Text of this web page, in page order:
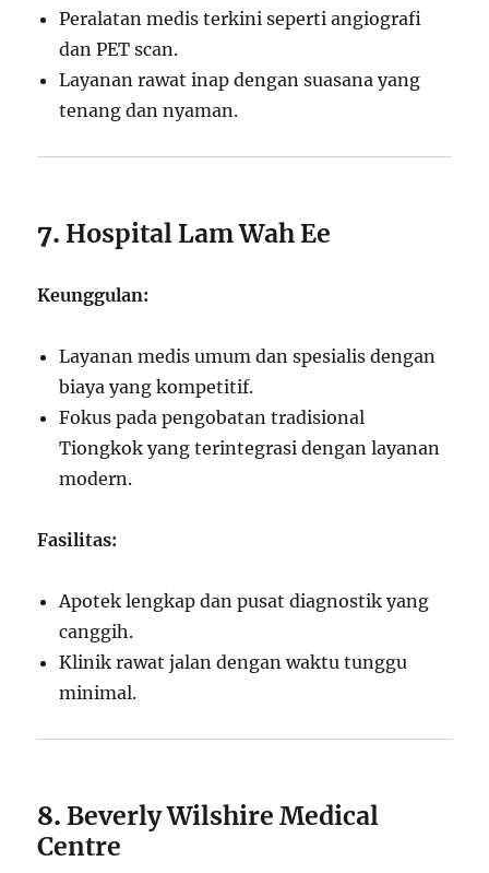
Peralatan medis terkini seperti angiografi
dan PET scan.
Layanan rawat inap dengan suasana yang
tenang dan nyaman.
7. Hospital Lam Wah Ee
Keunggulan:
Layanan medis umum dan spesialis dengan
biaya yang kompetitif.
Fokus pada pengobatan tradisional
Tiongkok yang terintegrasi dengan layanan
modern.
Fasilitas:
Apotek lengkap dan pusat diagnostik yang
canggih.
Klinik rawat jalan dengan waktu tunggu
minimal.
8.Beverly Wilshire Medical
Centre